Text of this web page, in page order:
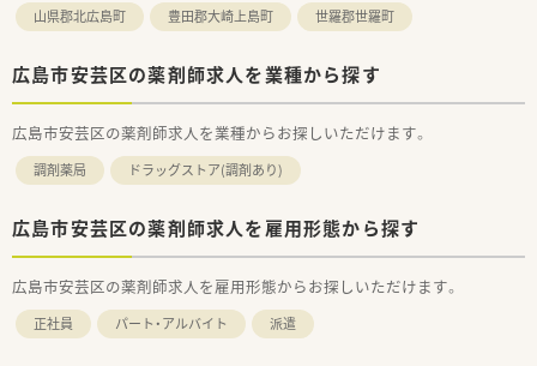
山県郡北広島町
豊田郡大崎上島町 世羅郡世羅町
広島市安芸区の薬剤師求人を業種から探す
広島市安芸区の薬剤師求人を業種からお探しいただけます。
調剤薬局 ドラッグストア(調剤あり)
広島市安芸区の薬剤師求人を雇用形態から探す
広島市安芸区の薬剤師求人を雇用形態からお探しいただけます。
正社員 パート・アルバイト 派遣